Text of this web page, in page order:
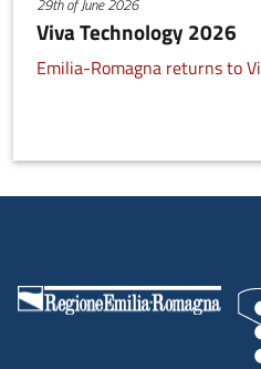
29th of June 2026
Viva Technology 2026
Emilia-Romagna returns to